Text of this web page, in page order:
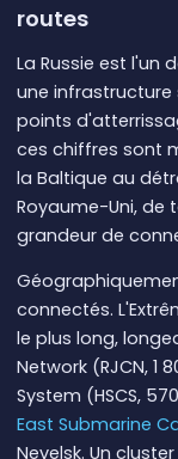
routes
La Russie est l'un
une
points
ces chiffres sont
la Baltique au
Royaume-Uni, de
grandeur de
connectés.
le plus long,
Network (RJCN, 1
System (HSCS,
East Submarine
Nevelsk. Un